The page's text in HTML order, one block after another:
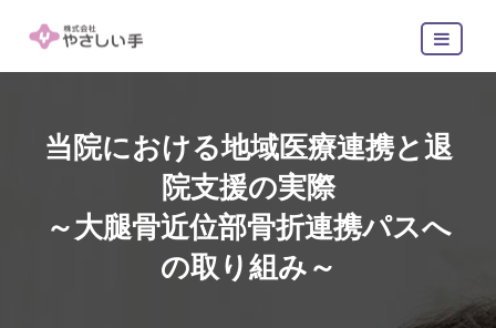
当院における地域医療連携と退
院支援の実際
～大腿骨近位部骨折連携パスへ
の取り組み～